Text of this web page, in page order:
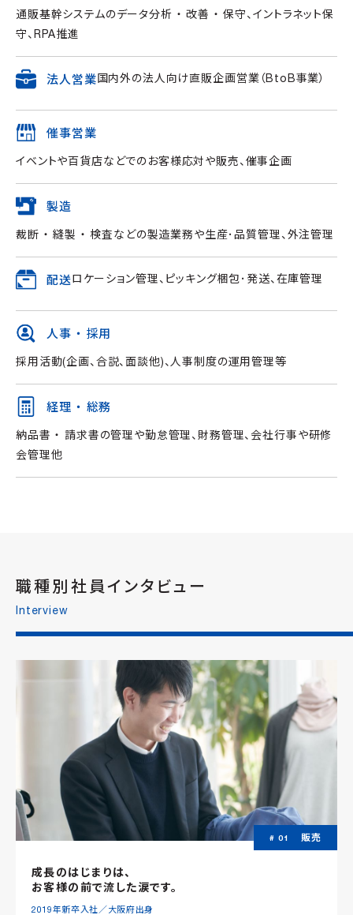
通販基幹システムのデータ分析 ・ 改善 ・ 保守、イントラネット保
守、RPA推進
法人営業国内外の法人向け直販企画営業（BtoB事業）
催事営業
イベントや百貨店などでのお客様応対や販売、催事企画
製造
裁断 ・ 縫製 ・ 検査などの製造業務や生産･品質管理、外注管理
配送ロケーション管理、ピッキング梱包･発送、在庫管理
人事 ・ 採用
採用活動(企画、合説、面談他)、人事制度の運用管理等
経理 ・ 総務
納品書 ・ 請求書の管理や勤怠管理、財務管理、会社行事や研修
会管理他
職種別社員インタビュー
Interview
# 01 販売
成長のはじまりは、
お客様の前で流した涙です。
2019年新卒入社／大阪府出身